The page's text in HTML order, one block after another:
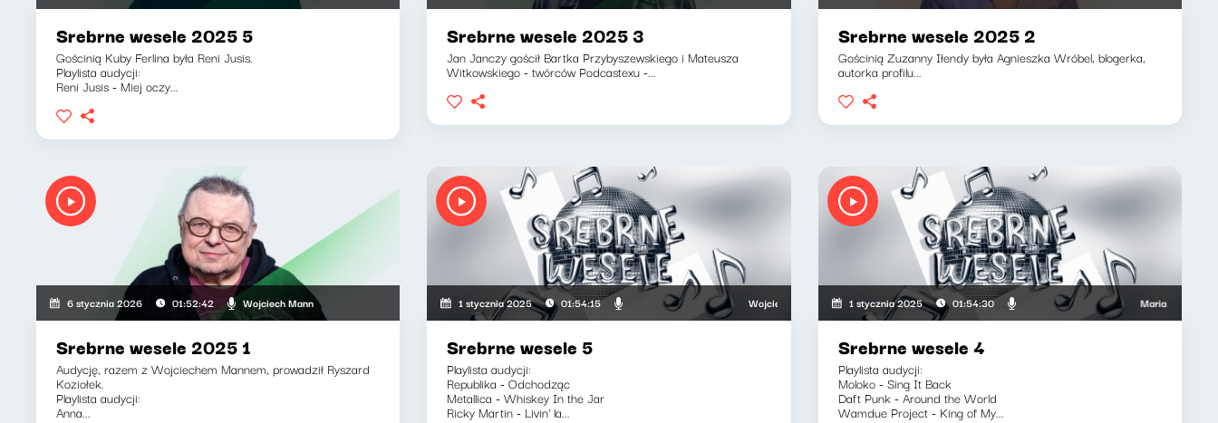
Srebrne wesele 2025 5
Gościnią Kuby Ferlina była Reni Jusis.
Playlista audycji:
Reni Jusis - Miej oczy...
Srebrne wesele 2025 3
Jan Janczy gościł Bartka Przybyszewskiego i Mateusza
Witkowskiego - twórców Podcastexu -...
Srebrne wesele 2025 2
Gościnią Zuzanny Iłendy była Agnieszka Wróbel, blogerka,
autorka profilu...
6 stycznia 2026 01:52:42 Wojciech Mann
Srebrne wesele 2025 1
Audycję, razem z Wojciechem Mannem, prowadził Ryszard
Koziołek.
Playlista audycji:
Anna...
1 stycznia 2025 01:54:15 Wojciech Mann, Ryszard Koziołek
Srebrne wesele 5
Playlista audycji:
Republika - Odchodząc
Metallica - Whiskey In the Jar
Ricky Martin - Livin' la...
1 stycznia 2025 01:54:30 Maria
Srebrne wesele 4
Playlista audycji:
Moloko - Sing It Back
Daft Punk - Around the World
Wamdue Project - King of My...